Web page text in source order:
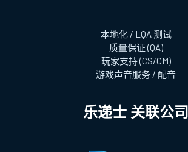
本地化 / LQA 测试
质量保证 (QA)
玩家支持 (CS/CM)
游戏声音服务 / 配音
乐递士 关联公司